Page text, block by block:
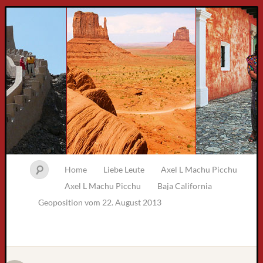
Home Liebe Leute
Axel L Machu Picchu
Axel L Machu Picchu
Baja California
Geoposition vom 22. August 2013